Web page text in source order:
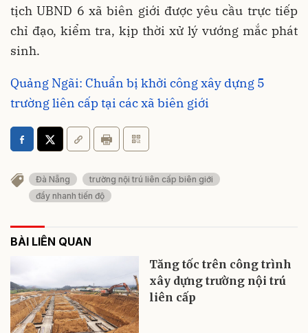
tịch UBND 6 xã biên giới được yêu cầu trực tiếp
chỉ đạo, kiểm tra, kịp thời xử lý vướng mắc phát
sinh.
Quảng Ngãi: Chuẩn bị khởi công xây dựng 5
trường liên cấp tại các xã biên giới
Đà Nẵng
trường nội trú liên cấp biên giới
đẩy nhanh tiến độ
BÀI LIÊN QUAN
Tăng tốc trên công trình
xây dựng trường nội trú
liên cấp